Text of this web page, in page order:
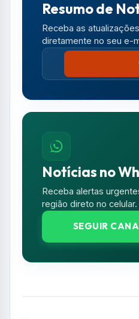
Resumo de
Receba as
diretamente no seu e-
Notícias no
Receba alertas
região direto no celular.
SEGUIR